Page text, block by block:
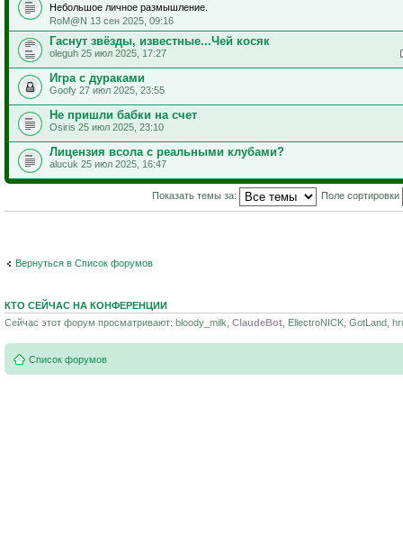
Небольшое личное размышление.
RoM@N 13 сен 2025, 09:16
Гаснут звёзды, известные...Чей косяк
oleguh 25 июл 2025, 17:27
Игра с дураками
Goofy 27 июл 2025, 23:55
Не пришли бабки на счет
Osiris 25 июл 2025, 23:10
Лицензия всола с реальными клубами?
alucuk 25 июл 2025, 16:47
Показать темы за: Поле сортировки
Вернуться в Список форумов
КТО СЕЙЧАС НА КОНФЕРЕНЦИИ
Сейчас этот форум просматривают: bloody_milk, ClaudeBot , EllectroNICK, GotLand,
Список форумов